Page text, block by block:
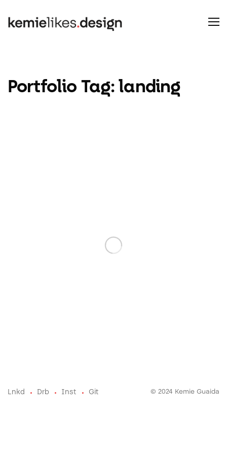
Portfolio Tag: landing
Lnkd Drb Inst Git © 2024 Kemie Guaida